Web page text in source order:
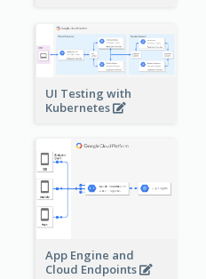
UI Testing with
Kubernetes
App Engine and
Cloud Endpoints